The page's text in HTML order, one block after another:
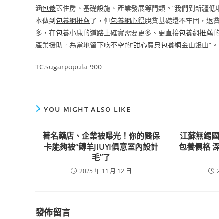
涵包養蓋住房、基礎設施、產業發展等門類。“我們到新疆低
本做到包養網推薦了，但包養網心得脫貧基礎還不牢固，返
多，在包養小康的道路上確實需要更多、更直接包養網推薦
產業援助，為當地留下吃不空的“甜心寶貝包養網金山銀山”
TC:sugarpopular900
YOU MIGHT ALSO LIKE
著名藥店、企業被曝光！你的醫保
卡能夠被“薅羊JIUYI俱意室內設計
毛”了
2025 年 11 月 12 日
江蘇無錫
包養價格
發佈留言